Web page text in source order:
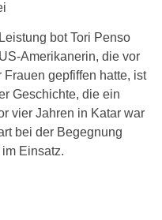
bot Tori Penso
Amerikanerin, die vor
gepfiffen hatte, ist
Geschichte, die ein
vier Jahren in Katar war
bei der Begegnung
Einsatz.